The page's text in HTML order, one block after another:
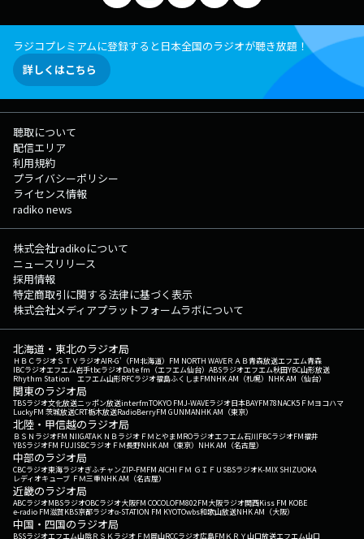
ラジコプレミアムに登録すると日本全国のラジオが聴き放題！
詳しくはこちら
聴取について
配信エリア
利用規約
プライバシーポリシー
ライセンス情報
radiko news
株式会社radikoについて
ニュースリリース
採用情報
特定商取引に関する法律に基づく表示
株式会社メディアプラットフォームラボについて
北海道・東北のラジオ局
ＨＢＣラジオＳＴＶラジオAIR-G'（FM北海道） FM NORTH WAVEＲＡＢ青森放送エフエム青森
IBCラジオエフエム岩手tbcラジオDate fm（エフエム仙台） ABSラジオエフエム秋田YBC山形放送
Rhythm Station エフエム山形RFCラジオ福島ふくしまFMNHK AM（札幌） NHK AM（仙台）
関東のラジオ局
TBSラジオ文化放送ニッポン放送interfmTOKYO FMJ-WAVEラジオ日本BAYFM78NACK5 ＦＭヨコハマ
LuckyFM 茨城放送CRT栃木放送RadioBerryFM GUNMANHK AM（東京）
北陸・甲信越のラジオ局
ＢＳＮラジオFM NIIGATAＫＮＢラジオ ＦＭとやまMROラジオエフエム石川FBCラジオFM福井
YBSラジオFM FUJISBCラジオ ＦＭ長野NHK AM（東京） NHK AM（名古屋）
中部のラジオ局
CBCラジオ東海ラジオぎふチャンZIP-FMFM AICHI ＦＭ ＧＩＦＵ SBSラジオK-MIX SHIZUOKA
レディオキューブ ＦＭ三重NHK AM（名古屋）
近畿のラジオ局
ABCラジオMBSラジオOBCラジオ大阪FM COCOLOFM802FM大阪ラジオ関西Kiss FM KOBE
e-radio FM滋賀KBS京都ラジオα-STATION FM KYOTOwbs和歌山放送NHK AM（大阪）
中国・四国のラジオ局
BSSラジオエフエム山陰ＲＳＫラジオ ＦＭ岡山RCCラジオ広島FM ＫＲＹ山口放送エフエム山口